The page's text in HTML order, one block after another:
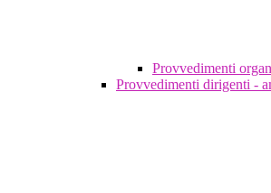
Provvedimenti
Provvedimenti dirigenti -